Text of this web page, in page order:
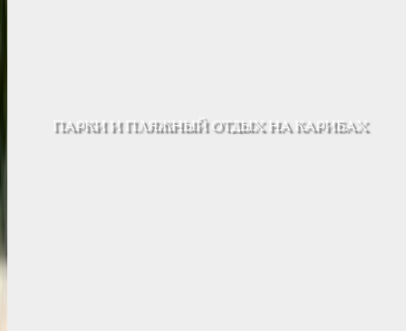
ПАРКИ И ПЛЯЖНЫЙ ОТДЫХ НА КАРИБАХ